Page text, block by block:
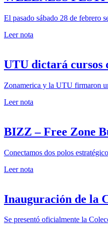
El pasado sábado 28 de febrero
Leer nota
UTU dictará cursos
Zonamerica y la UTU firmaron
Leer nota
BIZZ – Free Zone
Conectamos dos polos
Leer nota
Inauguración de la
Se presentó oficialmente la